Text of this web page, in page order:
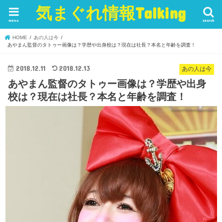
気まぐれ情報Talking search
menu
HOME
あの人は今
あやまん監督のタトゥー画像は？学歴や出身校は？現在は社長？本名と年齢を調査！
あの人は今
2018.12.11 2018.12.13
あやまん監督のタトゥー画像は？学歴や出身
校は？現在は社長？本名と年齢を調査！